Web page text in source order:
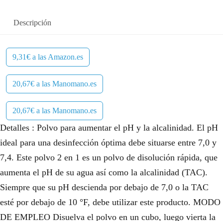
Descripción
9,31€ a las Amazon.es
20,67€ a las Manomano.es
20,67€ a las Manomano.es
Detalles : Polvo para aumentar el pH y la alcalinidad. El pH
ideal para una desinfección óptima debe situarse entre 7,0 y
7,4. Este polvo 2 en 1 es un polvo de disolución rápida, que
aumenta el pH de su agua así como la alcalinidad (TAC).
Siempre que su pH descienda por debajo de 7,0 o la TAC
esté por debajo de 10 °F, debe utilizar este producto. MODO
DE EMPLEO Disuelva el polvo en un cubo, luego vierta la